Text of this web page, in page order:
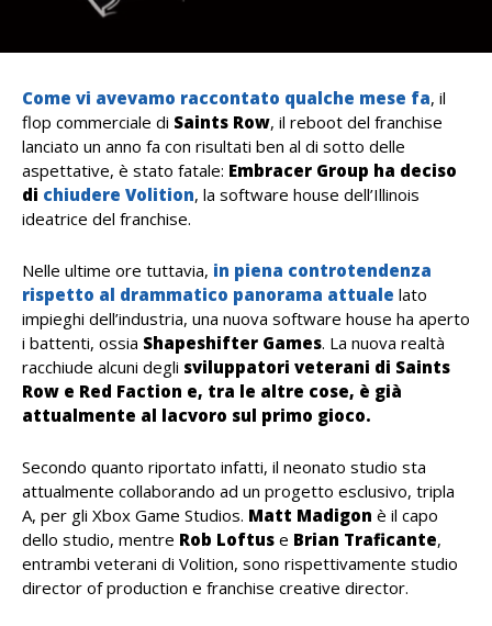
Come vi avevamo raccontato qualche mese fa, il
flop commerciale di Saints Row, il reboot del franchise
lanciato un anno fa con risultati ben al di sotto delle
aspettative, è stato fatale: Embracer Group ha deciso
di chiudere Volition, la software house dell’Illinois
ideatrice del franchise.
Nelle ultime ore tuttavia, in piena controtendenza
rispetto al drammatico panorama attuale lato
impieghi dell’industria, una nuova software house ha aperto
i battenti, ossia Shapeshifter Games. La nuova realtà
racchiude alcuni degli sviluppatori veterani di Saints
Row e Red Faction e, tra le altre cose, è già
attualmente al lacvoro sul primo gioco.
Secondo quanto riportato infatti, il neonato studio sta
attualmente collaborando ad un progetto esclusivo, tripla
A, per gli Xbox Game Studios. Matt Madigon è il capo
dello studio, mentre Rob Loftus e Brian Traficante,
entrambi veterani di Volition, sono rispettivamente studio
director of production e franchise creative director.